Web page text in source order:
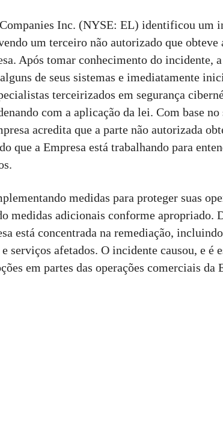
Inc. (NYSE: EL) identificou um
um terceiro não autorizado que obteve
Após tomar conhecimento do incidente,
de seus sistemas e imediatamente
terceirizados em segurança
com a aplicação da lei. Com base no
acredita que a parte não autorizada
que a Empresa está trabalhando para
medidas para proteger suas
medidas adicionais conforme apropriado.
está concentrada na remediação,
serviços afetados. O incidente causou, e é
em partes das operações comerciais da